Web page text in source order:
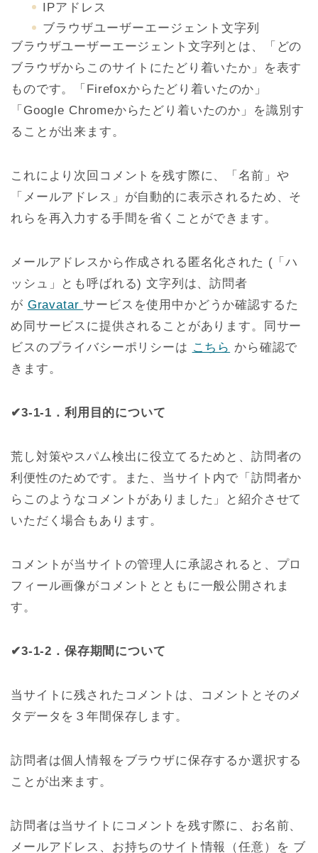
IPアドレス
ブラウザユーザーエージェント文字列
ブラウザユーザーエージェント文字列とは、「どの
ブラウザからこのサイトにたどり着いたか」を表す
ものです。「Firefoxからたどり着いたのか」
「Google Chromeからたどり着いたのか」を識別す
ることが出来ます。
これにより次回コメントを残す際に、「名前」や
「メールアドレス」が自動的に表示されるため、そ
れらを再入力する手間を省くことができます。
メールアドレスから作成される匿名化された (「ハ
ッシュ」とも呼ばれる) 文字列は、訪問者
が Gravatarサービスを使用中かどうか確認するた
め同サービスに提供されることがあります。同サー
ビスのプライバシーポリシーは こちら から確認で
きます。
✔3-1-1．利用目的について
荒し対策やスパム検出に役立てるためと、訪問者の
利便性のためです。また、当サイト内で「訪問者か
らこのようなコメントがありました」と紹介させて
いただく場合もあります。
コメントが当サイトの管理人に承認されると、プロ
フィール画像がコメントとともに一般公開されま
す。
✔3-1-2．保存期間について
当サイトに残されたコメントは、コメントとそのメ
タデータを３年間保存します。
訪問者は個人情報をブラウザに保存するか選択する
ことが出来ます。
訪問者は当サイトにコメントを残す際に、お名前、
メールアドレス、お持ちのサイト情報（任意）を ブ